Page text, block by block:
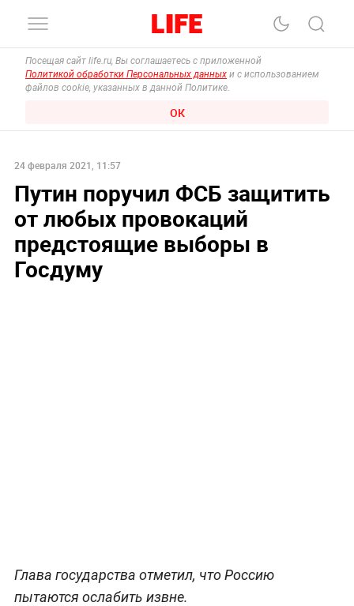
Посещая сайт life.ru, Вы соглашаетесь с приложенной
Политикой обработки Персональных данных и с использованием
файлов cookie, указанных в данной Политике.
ОК
24 февраля 2021, 11:57
Путин поручил ФСБ защитить
от любых провокаций
предстоящие выборы в
Госдуму
Глава государства отметил, что Россию
пытаются ослабить извне.